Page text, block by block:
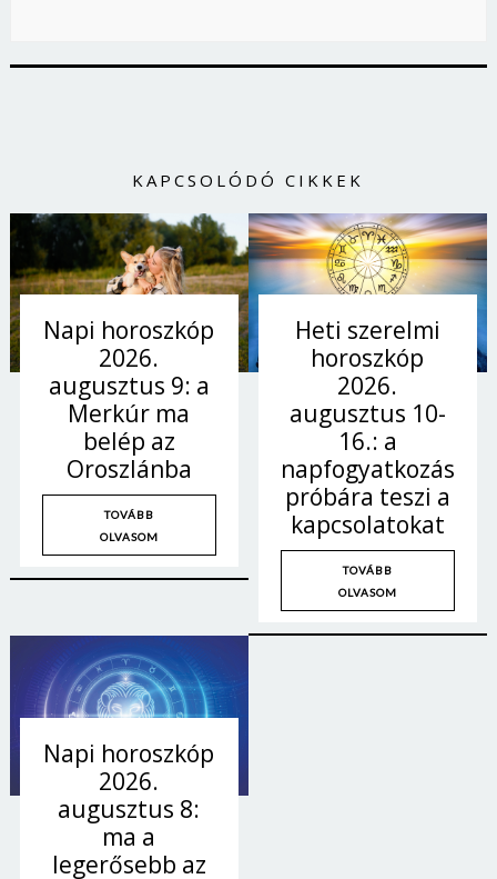
KAPCSOLÓDÓ CIKKEK
Napi horoszkóp
2026.
augusztus 9: a
Merkúr ma
belép az
Oroszlánba
TOVÁBB
OLVASOM
Heti szerelmi
horoszkóp
2026.
augusztus 10-
16.: a
napfogyatkozás
próbára teszi a
kapcsolatokat
TOVÁBB
OLVASOM
Napi horoszkóp
2026.
augusztus 8:
ma a
legerősebb az
Borsonline bejelentkezés
E-mail cím vagy felhasználónév